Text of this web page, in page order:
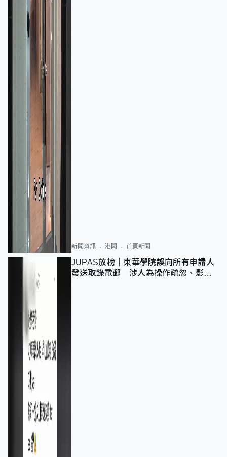
新聞資訊 港聞 首頁新聞
JUPAS放榜｜東華學院誤向所有申請人
發送取錄電郵 涉人為操作疏忽、影響